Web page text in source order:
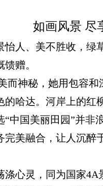
如画风景 尽
怡人、美不胜收，
赠。
而神秘，她用包容
的哈达。河岸上的红
“中国美丽田园”并非
完美融合，让人沉
涤心灵，同为国家4A